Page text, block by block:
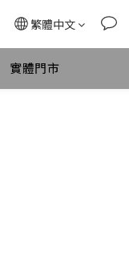
繁體中文
實體門市